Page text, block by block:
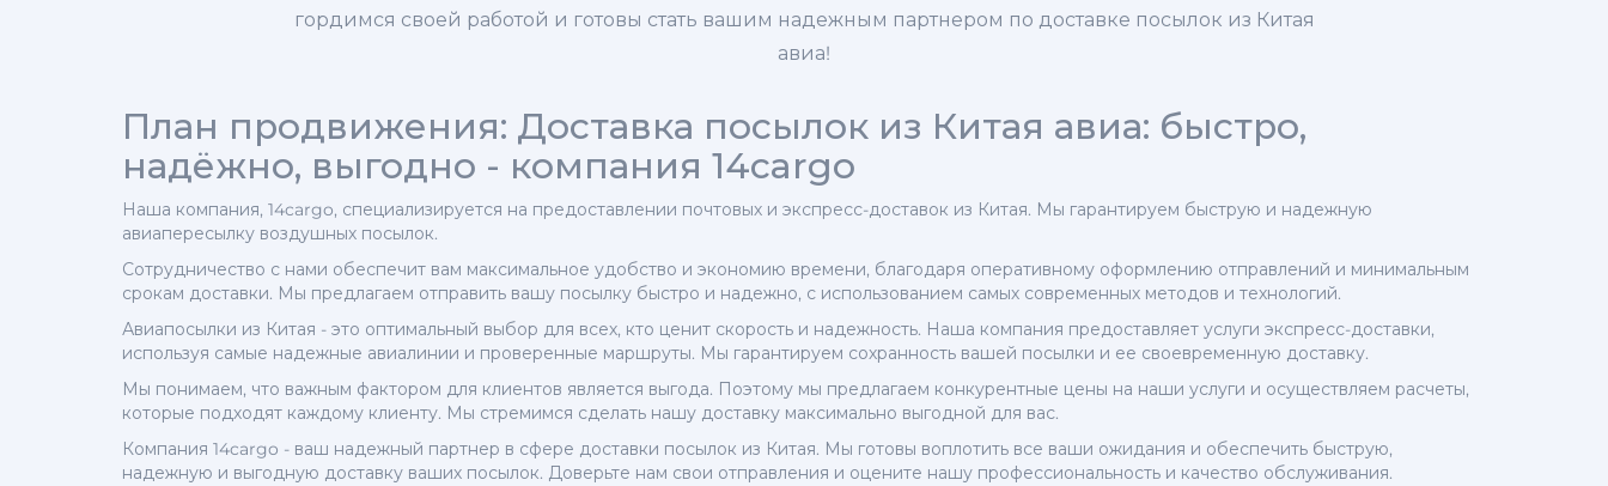
гордимся своей работой и готовы стать вашим надежным партнером по доставке посылок из Китая
авиа!
План продвижения: Доставка посылок из Китая авиа: быстро,
надёжно, выгодно - компания 14cargo
Наша компания, 14cargo, специализируется на предоставлении почтовых и экспресс-доставок из Китая. Мы гарантируем быструю и надежную
авиапересылку воздушных посылок.
Сотрудничество с нами обеспечит вам максимальное удобство и экономию времени, благодаря оперативному оформлению отправлений и минимальным
срокам доставки. Мы предлагаем отправить вашу посылку быстро и надежно, с использованием самых современных методов и технологий.
Авиапосылки из Китая - это оптимальный выбор для всех, кто ценит скорость и надежность. Наша компания предоставляет услуги экспресс-доставки,
используя самые надежные авиалинии и проверенные маршруты. Мы гарантируем сохранность вашей посылки и ее своевременную доставку.
Мы понимаем, что важным фактором для клиентов является выгода. Поэтому мы предлагаем конкурентные цены на наши услуги и осуществляем расчеты,
которые подходят каждому клиенту. Мы стремимся сделать нашу доставку максимально выгодной для вас.
Компания 14cargo - ваш надежный партнер в сфере доставки посылок из Китая. Мы готовы воплотить все ваши ожидания и обеспечить быструю,
надежную и выгодную доставку ваших посылок. Доверьте нам свои отправления и оцените нашу профессиональность и качество обслуживания.